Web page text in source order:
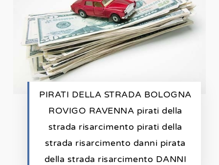
PIRATI DELLA STRADA BOLOGNA
ROVIGO RAVENNA pirati della
strada risarcimento pirati della
strada risarcimento danni pirata
della strada risarcimento DANNI